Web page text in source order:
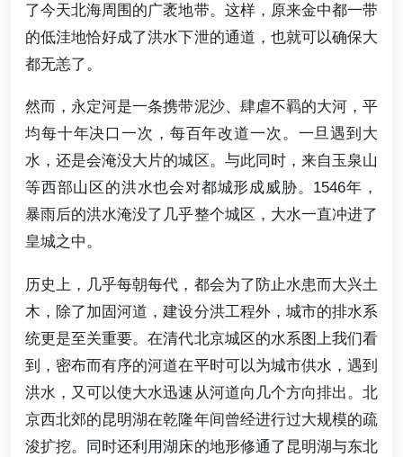
了今天北海周围的广袤地带。这样，原来金中都一带
的低洼地恰好成了洪水下泄的通道，也就可以确保大
都无恙了。
然而，永定河是一条携带泥沙、肆虐不羁的大河，平
均每十年决口一次，每百年改道一次。一旦遇到大
水，还是会淹没大片的城区。与此同时，来自玉泉山
等西部山区的洪水也会对都城形成威胁。1546年，
暴雨后的洪水淹没了几乎整个城区，大水一直冲进了
皇城之中。
历史上，几乎每朝每代，都会为了防止水患而大兴土
木，除了加固河道，建设分洪工程外，城市的排水系
统更是至关重要。在清代北京城区的水系图上我们看
到，密布而有序的河道在平时可以为城市供水，遇到
洪水，又可以使大水迅速从河道向几个方向排出。北
京西北郊的昆明湖在乾隆年间曾经进行过大规模的疏
浚扩挖。同时还利用湖床的地形修通了昆明湖与东北